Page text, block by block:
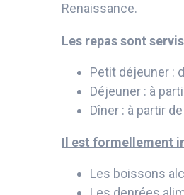
Renaissance.
Les repas sont
Petit déjeuner :
Déjeuner : à
Dîner : à partir
Il est formellement
Les boissons